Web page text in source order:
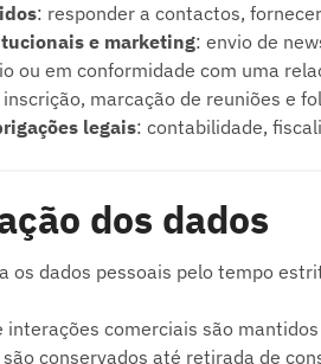
: responder a contactos,
e marketing: envio de
ou em conformidade com uma
inscrição, marcação de reuniões e
legais: contabilidade,
dos dados
os dados pessoais pelo tempo
interações comerciais são
conservados até retirada de